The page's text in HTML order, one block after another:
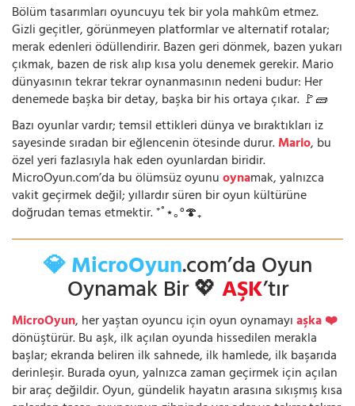
Bölüm tasarımları oyuncuyu tek bir yola mahkûm etmez.
Gizli geçitler, görünmeyen platformlar ve alternatif rotalar;
merak edenleri ödüllendirir. Bazen geri dönmek, bazen yukarı
çıkmak, bazen de risk alıp kısa yolu denemek gerekir. Mario
dünyasının tekrar tekrar oynanmasının nedeni budur: Her
denemede başka bir detay, başka bir his ortaya çıkar. 🚩🧱
Bazı oyunlar vardır; temsil ettikleri dünya ve bıraktıkları iz
sayesinde sıradan bir eğlencenin ötesinde durur.Mario, bu
özel yeri fazlasıyla hak eden oyunlardan biridir.
MicroOyun.com’da bu ölümsüz oyunuoynamak, yalnızca
vakit geçirmek değil; yıllardır süren bir oyun kültürüne
doğrudan temas etmektir. ⁺˚⋆｡°🍄₊
💎 MicroOyun.com’da Oyun
Oynamak Bir 💖AŞK’tır
MicroOyun, her yaştan oyuncu için oyun oynamayıaşka ❤️
dönüştürür. Bu aşk, ilk açılan oyunda hissedilen merakla
başlar; ekranda beliren ilk sahnede, ilk hamlede, ilk başarıda
derinleşir. Burada oyun, yalnızca zaman geçirmek için açılan
bir araç değildir. Oyun, gündelik hayatın arasına sıkışmış kısa